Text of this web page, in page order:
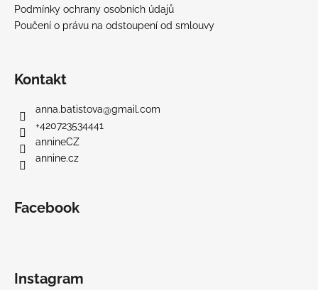
Podmínky ochrany osobních údajů
Poučení o právu na odstoupení od smlouvy
Kontakt
anna.batistova@gmail.com
+420723534441
annineCZ
annine.cz
Facebook
Instagram